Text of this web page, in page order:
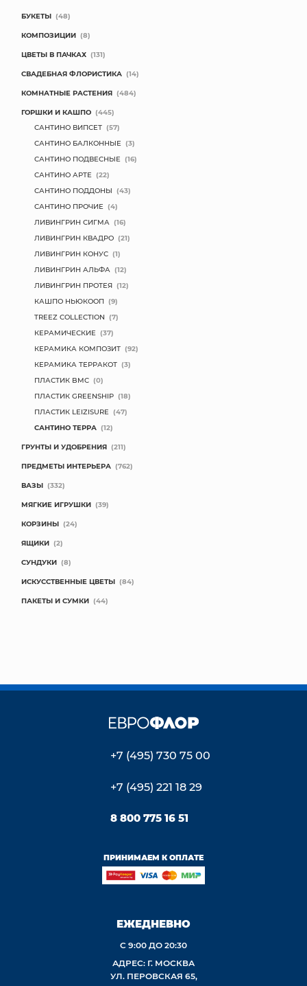
БУКЕТЫ (48)
КОМПОЗИЦИИ (8)
ЦВЕТЫ В ПАЧКАХ (131)
СВАДЕБНАЯ ФЛОРИСТИКА (14)
КОМНАТНЫЕ РАСТЕНИЯ (484)
ГОРШКИ И КАШПО (445)
САНТИНО ВИПСЕТ (57)
САНТИНО БАЛКОННЫЕ (3)
САНТИНО ПОДВЕСНЫЕ (16)
САНТИНО АРТЕ (22)
САНТИНО ПОДДОНЫ (43)
САНТИНО ПРОЧИЕ (4)
ЛИВИНГРИН СИГМА (16)
ЛИВИНГРИН КВАДРО (21)
ЛИВИНГРИН КОНУС (1)
ЛИВИНГРИН АЛЬФА (12)
ЛИВИНГРИН ПРОТЕЯ (12)
КАШПО НЬЮКООП (9)
TREEZ COLLECTION (7)
КЕРАМИЧЕСКИЕ (37)
КЕРАМИКА КОМПОЗИТ (92)
КЕРАМИКА ТЕРРАКОТ (3)
ПЛАСТИК BMC (0)
ПЛАСТИК GREENSHIP (18)
ПЛАСТИК LEIZISURE (47)
САНТИНО ТЕРРА (12)
ГРУНТЫ И УДОБРЕНИЯ (211)
ПРЕДМЕТЫ ИНТЕРЬЕРА (762)
ВАЗЫ (332)
МЯГКИЕ ИГРУШКИ (39)
КОРЗИНЫ (24)
ЯЩИКИ (2)
СУНДУКИ (8)
ИСКУССТВЕННЫЕ ЦВЕТЫ (84)
ПАКЕТЫ И СУМКИ (44)
+7 (495) 730 75 00
+7 (495) 221 18 29
8 800 775 16 51
ПРИНИМАЕМ К ОПЛАТЕ
ЕЖЕДНЕВНО
С 9:00 ДО 20:30
АДРЕС: Г. МОСКВА
УЛ. ПЕРОВСКАЯ 65,